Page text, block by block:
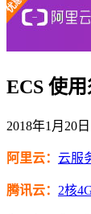
ECS 使用
2018年1月20日
阿里云： 云服
腾讯云： 2核